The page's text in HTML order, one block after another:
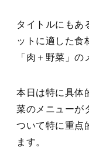
タイトルにもあ
ットに適した食
「肉＋野菜」の
本日は特に具体
菜のメニューが
ついて特に重点
ます。